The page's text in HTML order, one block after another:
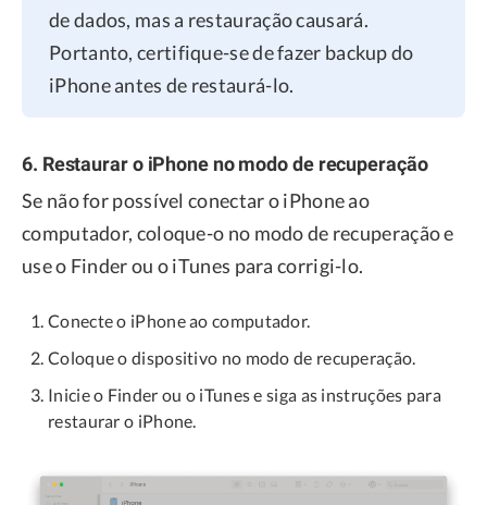
de dados, mas a restauração causará.
Portanto, certifique-se de fazer backup do
iPhone antes de restaurá-lo.
6. Restaurar o iPhone no modo de recuperação
Se não for possível conectar o iPhone ao
computador, coloque-o no modo de recuperação e
use o Finder ou o iTunes para corrigi-lo.
Conecte o iPhone ao computador.
Coloque o dispositivo no modo de recuperação.
Inicie o Finder ou o iTunes e siga as instruções para
restaurar o iPhone.